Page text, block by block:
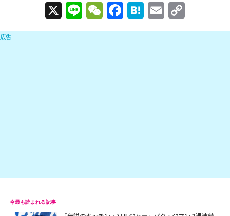
X
Li
n
W
e
F
a
H
at
E
m o